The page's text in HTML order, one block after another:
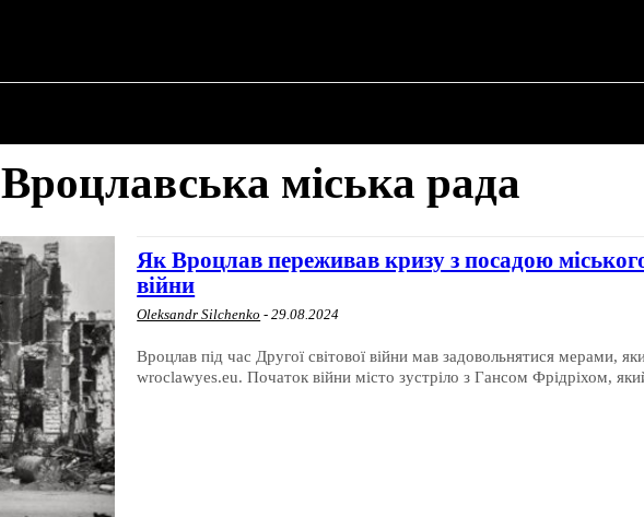
Вроцлавська міська рада
Як Вроцлав переживав кризу з посадою міського
війни
Oleksandr Silchenko - 29.08.2024
Вроцлав під час Другої світової війни мав задовольнятися мерами,
wroclawyes.eu. Початок війни місто зустріло з Гансом Фрідріхом,